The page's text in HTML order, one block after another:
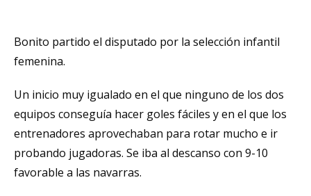
Bonito partido el disputado por la selección infantil
femenina.
Un inicio muy igualado en el que ninguno de los dos
equipos conseguía hacer goles fáciles y en el que los
entrenadores aprovechaban para rotar mucho e ir
probando jugadoras. Se iba al descanso con 9-10
favorable a las navarras.